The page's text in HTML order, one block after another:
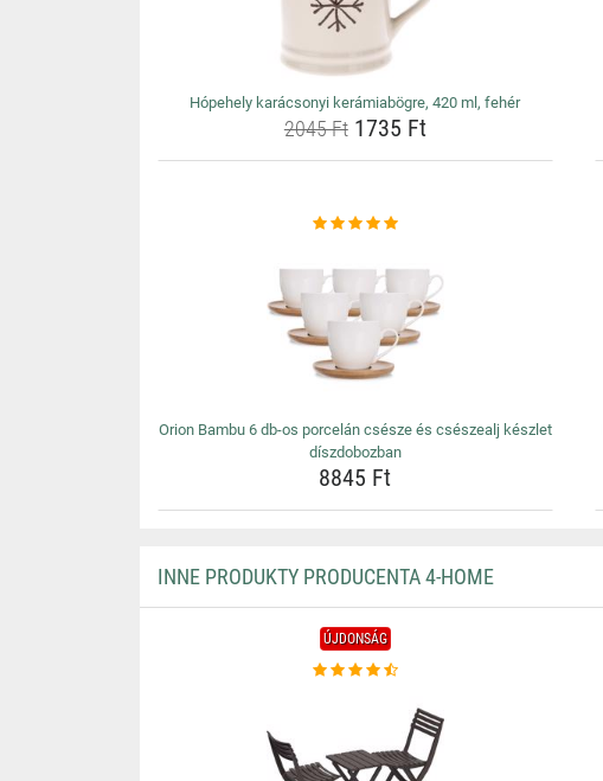
Hópehely karácsonyi kerámiabögre, 420 ml, fehér
2045 Ft1735 Ft
Orion Bambu 6 db-os porcelán csésze és csészealj készlet
díszdobozban
8845 Ft
INNE PRODUKTY PRODUCENTA 4-HOME
ÚJDONSÁG